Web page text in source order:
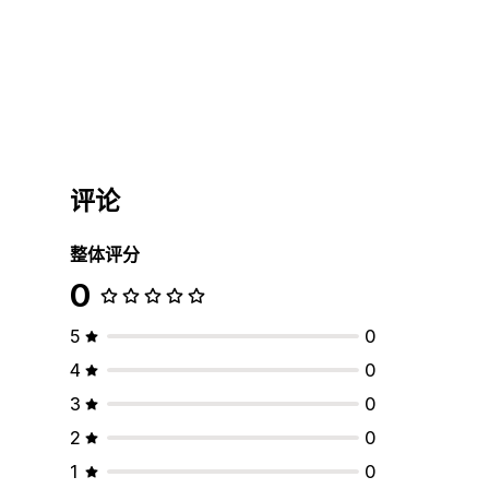
评论
整体评分
0
5
0
4
0
3
0
2
0
1
0